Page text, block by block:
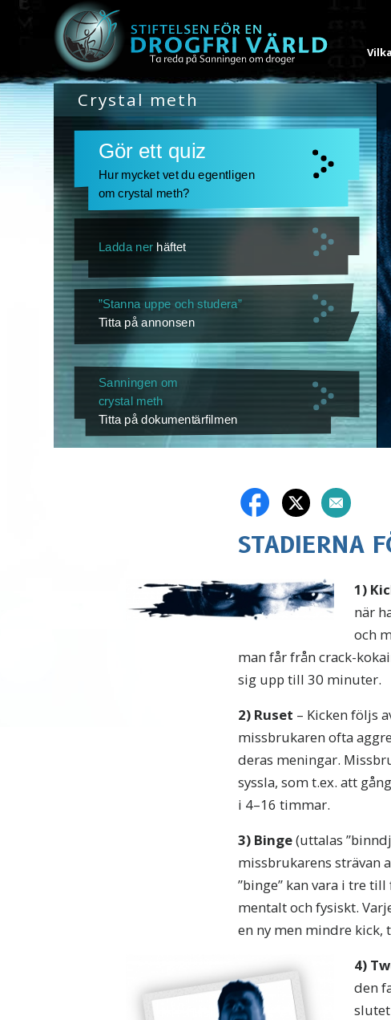
Crystal meth
Gör ett quiz
Hur mycket vet du egentligen
om crystal meth?
Ladda ner häftet
”Stanna uppe och studera”
Titta på annonsen
Sanningen om
crystal meth
Titta på dokumentärfilmen
STADIERNA
1)
när
och
man får från crack-
sig upp till 30 minuter.
2) Ruset – Kicken följs
missbrukaren ofta
deras meningar.
syssla, som t.ex. att
i 4–16 timmar.
3) Binge(uttalas
missbrukarens strävan
”binge” kan vara i tre
mentalt och fysiskt.
en ny men mindre
4)
den